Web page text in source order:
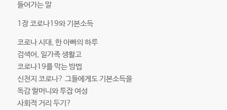
들어가는 말
1장 코로나19와 기본소득
코로나 시대, 한 아빠의 하루
검색어, 일가족 생활고
코로나19를 막는 방법
신천지 코로나? 그들에게도 기본소득을
독감 할머니와 투잡 여성
사회적 거리 두기?